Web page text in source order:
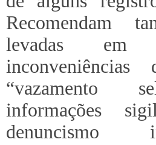
Recomendam
levadas
inconveniências
“vazamento
informações
denuncismo